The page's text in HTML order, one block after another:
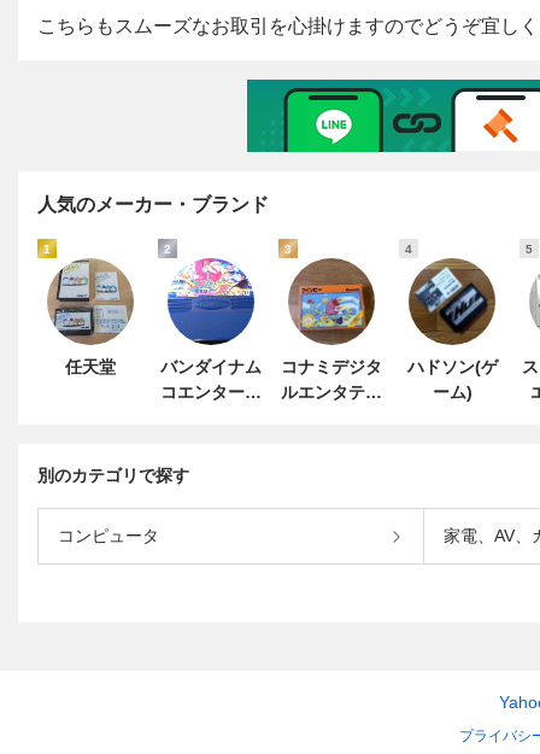
人気のメーカー・ブランド
1
任天堂
2
バンダイナム
コエンターテ
3
コナミデジタ
ルエンタテイ
4
ハドソン(ゲ
ーム)
5
別のカテゴリで探す
コンピュータ 家電、AV、
プライバシ